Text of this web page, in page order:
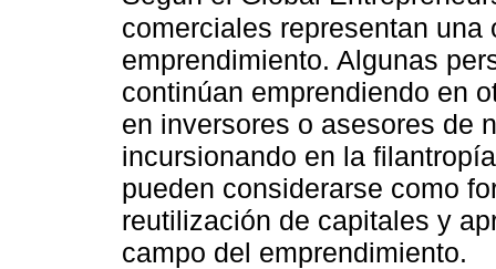
comerciales representan
emprendimiento. Algunas
continúan emprendiendo en
en inversores o asesores de
incursionando en la
pueden considerarse como
reutilización de capitales y
campo del emprendimiento.